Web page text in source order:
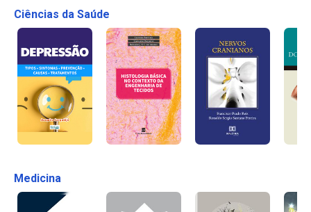
Ciências da Saúde
Medicina